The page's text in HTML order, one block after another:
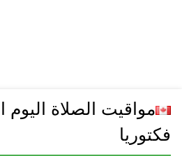
مواقيت الصلاة
فكتوريا